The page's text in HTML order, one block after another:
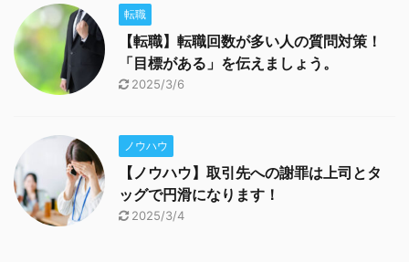
転職
【転職】転職回数が多い人の質問対策！
「目標がある」を伝えましょう。
2025/3/6
ノウハウ
【ノウハウ】取引先への謝罪は上司とタ
ッグで円滑になります！
2025/3/4